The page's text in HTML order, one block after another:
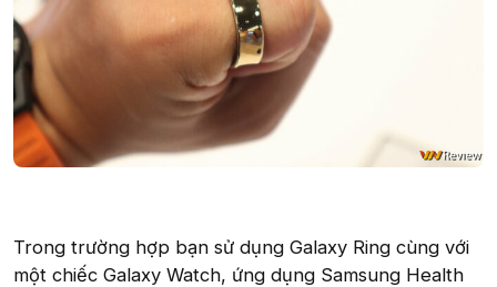
Trong trường hợp bạn sử dụng Galaxy Ring cùng với
một chiếc Galaxy Watch, ứng dụng Samsung Health